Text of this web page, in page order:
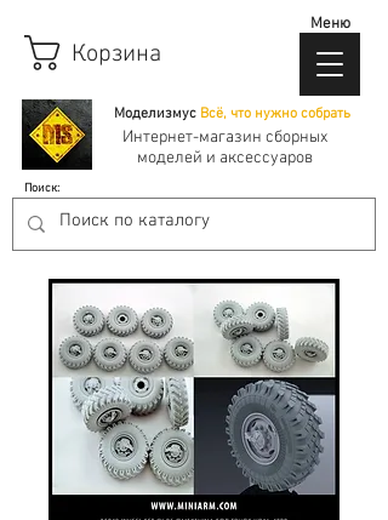
Моделизмус Всё, что нужно собрать
Корзина
Интернет-магазин сборных
моделей и аксессуаров
Поиск:
Меню